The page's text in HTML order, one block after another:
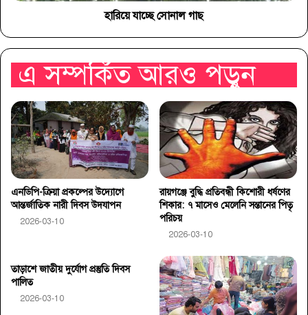
হারিয়ে যাচ্ছে সোনাল গাছ
এ সম্পর্কিত আরও পড়ুন
এনডিপি-ক্রিয়া প্রকল্পের উদ্যোগে
আন্তর্জাতিক নারী দিবস উদযাপন
2026-03-10
রায়গঞ্জে বুদ্ধি প্রতিবন্ধী কিশোরী ধর্ষণের
শিকার: ৭ মাসেও মেলেনি সন্তানের পিতৃ
পরিচয়
2026-03-10
তাড়াশে জাতীয় দুর্যোগ প্রস্তুতি দিবস
পালিত
2026-03-10